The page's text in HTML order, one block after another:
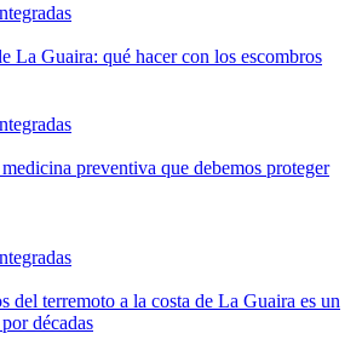
La Guaira: qué hacer con los escombros
preventiva que debemos proteger
del terremoto a la costa de La Guaira es un
décadas